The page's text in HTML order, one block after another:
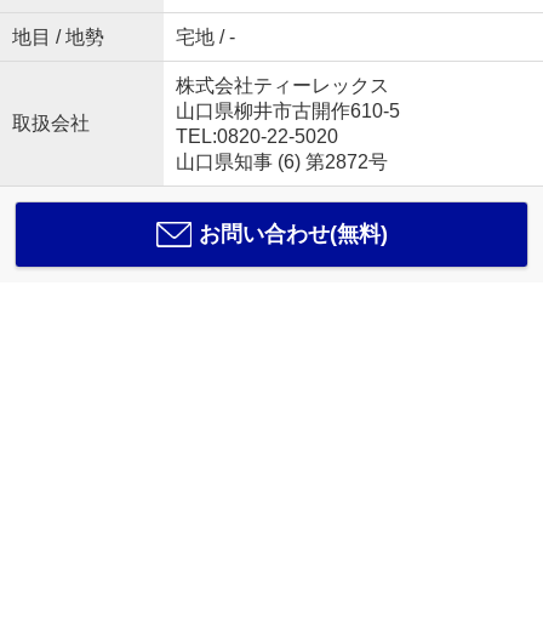
地目 / 地勢 宅地 / -
取扱会社
株式会社ティーレックス
山口県柳井市古開作610-5
TEL:0820-22-5020
山口県知事 (6) 第2872号
お問い合わせ(無料)